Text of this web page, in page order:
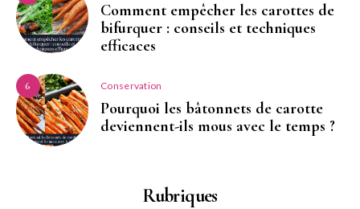
Comment empêcher les carottes de
bifurquer : conseils et techniques
efficaces
6 Conservation
Pourquoi les bâtonnets de carotte
deviennent-ils mous avec le temps ?
Rubriques